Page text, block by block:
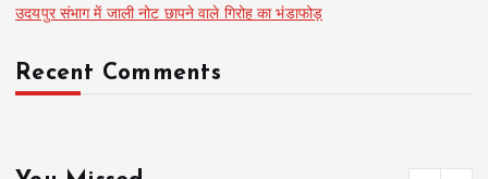
उदयपुर संभाग में जाली नोट छापने वाले गिरोह का भंडाफोड़
Recent Comments